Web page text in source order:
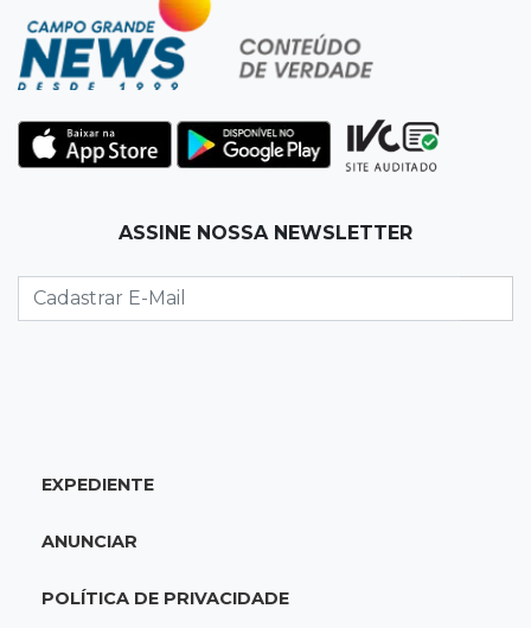
Vigia é amarrado durante roubo de carro e
dois caminhões em pátio
Corinthians vence Bragantino por 2 a 0 e sobe
para 7º no Brasileirão
Na Vila Belmiro
lugar no Brasileirão
18:33Em 2022
adolescente atropelada no Amazonas
18:15 Nubank Parque
ASSINE NOSSA NEWSLETTER
EXPEDIENTE
ANUNCIAR
POLÍTICA DE PRIVACIDADE